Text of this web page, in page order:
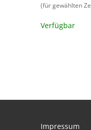
(für gewählten
Verfügbar
Impressum